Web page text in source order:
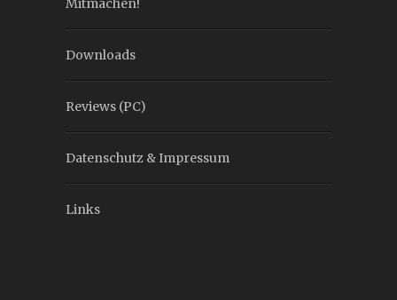
Mitmachen!
Downloads
Reviews (PC)
Datenschutz & Impressum
Links